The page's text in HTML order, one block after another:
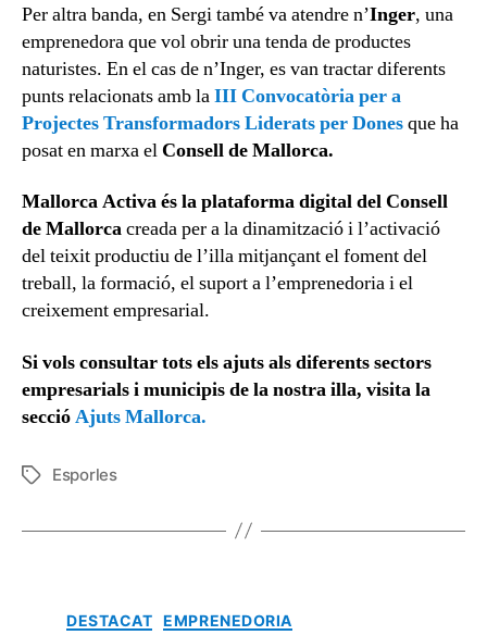
Per altra banda, en Sergi també va atendre n’Inger, una
emprenedora que vol obrir una tenda de productes
naturistes. En el cas de n’Inger, es van tractar diferents
punts relacionats amb laIII Convocatòria per a
Projectes Transformadors Liderats per Donesque ha
posat en marxa elConsell de Mallorca.
Mallorca Activa és la plataforma digital del Consell
de Mallorcacreada per a la dinamització i l’activació
del teixit productiu de l’illa mitjançant el foment del
treball, la formació, el suport a l’emprenedoria i el
creixement empresarial.
Si vols consultar tots els ajuts als diferents sectors
empresarials i municipis de la nostra illa, visita la
seccióAjuts Mallorca.
Esporles
DESTACAT
EMPRENEDORIA